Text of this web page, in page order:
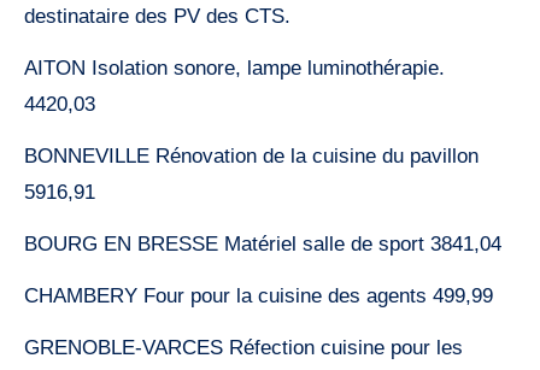
destinataire des PV des CTS.
AITON Isolation sonore, lampe luminothérapie.
4420,03
BONNEVILLE Rénovation de la cuisine du pavillon
5916,91
BOURG EN BRESSE Matériel salle de sport 3841,04
CHAMBERY Four pour la cuisine des agents 499,99
GRENOBLE-VARCES Réfection cuisine pour les